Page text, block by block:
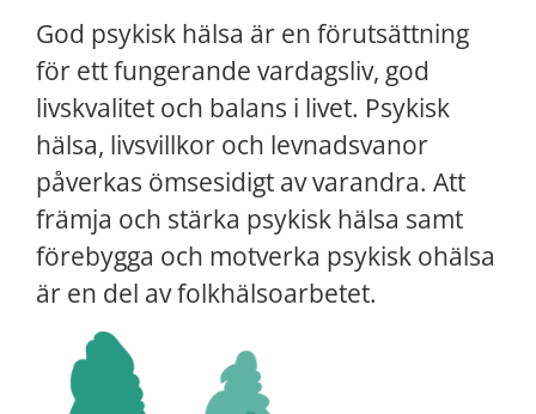
God psykisk hälsa är en förutsättning
för ett fungerande vardagsliv, god
livskvalitet och balans i livet. Psykisk
hälsa, livsvillkor och levnadsvanor
påverkas ömsesidigt av varandra. Att
främja och stärka psykisk hälsa samt
förebygga och motverka psykisk ohälsa
är en del av folkhälsoarbetet.